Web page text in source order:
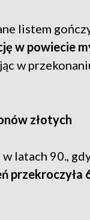
listem
w powiecie
w
złotych
latach 90.,
przekroczyła